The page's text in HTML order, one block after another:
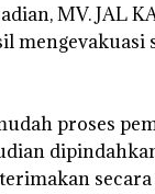
MV. JAL
proses